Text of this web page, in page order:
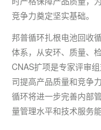
竞争力奠定坚实基础。
邦普循环扎根电池回收
体系，从安环、质量、
CNAS扩项是专家评审
司提高产品质量和竞争
循环将进一步完善内部
量管理水平和技术服务